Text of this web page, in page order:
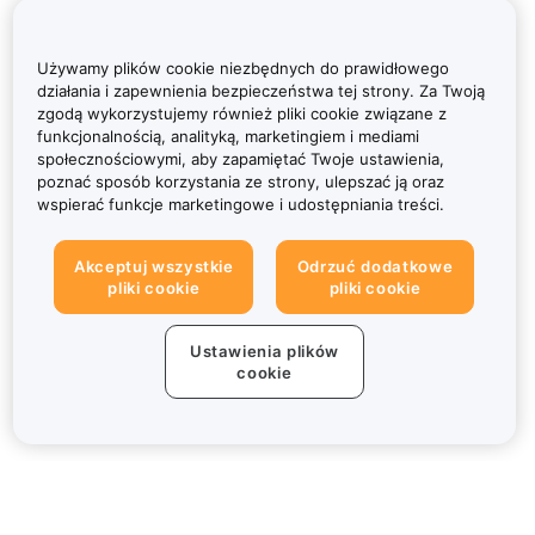
Używamy plików cookie niezbędnych do prawidłowego
działania i zapewnienia bezpieczeństwa tej strony. Za Twoją
zgodą wykorzystujemy również pliki cookie związane z
funkcjonalnością, analityką, marketingiem i mediami
społecznościowymi, aby zapamiętać Twoje ustawienia,
poznać sposób korzystania ze strony, ulepszać ją oraz
wspierać funkcje marketingowe i udostępniania treści.
Akceptuj wszystkie
pliki cookie
Odrzuć dodatkowe
pliki cookie
Ustawienia plików
cookie